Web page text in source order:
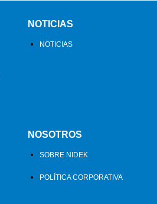
NOTICIAS
NOTICIAS
NOSOTROS
SOBRE NIDEK
POLÍTICA CORPORATIVA